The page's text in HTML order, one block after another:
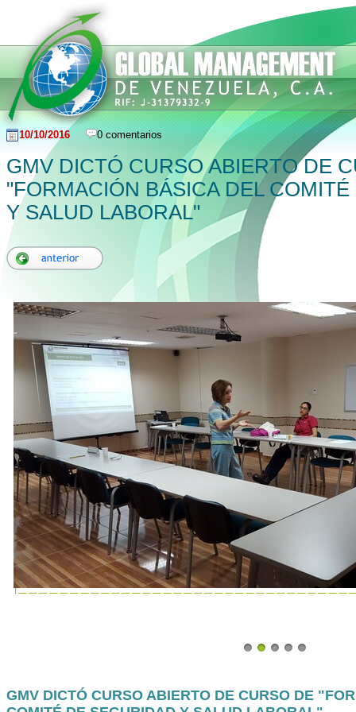
10/10/2016 0 comentarios
GMV DICTÓ CURSO ABIERTO DE
"FORMACIÓN BÁSICA DEL
Y SALUD LABORAL"
GMV DICTÓ CURSO ABIERTO DE CURSO DE